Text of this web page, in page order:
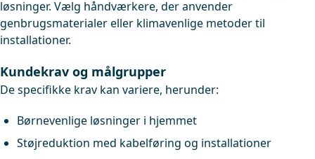
løsninger. Vælg håndværkere, der anvender
genbrugsmaterialer eller klimavenlige metoder til
installationer.
Kundekrav og målgrupper
De specifikke krav kan variere, herunder:
Børnevenlige løsninger i hjemmet
Støjreduktion med kabelføring og installationer